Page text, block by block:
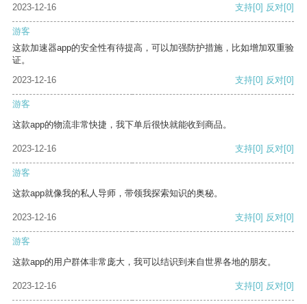
2023-12-16 支持[0] 反对[0]
游客
这款加速器app的安全性有待提高，可以加强防护措施，比如增加双重验
证。
2023-12-16
支持[0] 反对[0]
游客
这款app的物流非常快捷，我下单后很快就能收到商品。
2023-12-16 支持[0] 反对[0]
游客
这款app就像我的私人导师，带领我探索知识的奥秘。
2023-12-16 支持[0] 反对[0]
游客
这款app的用户群体非常庞大，我可以结识到来自世界各地的朋友。
2023-12-16 支持[0] 反对[0]